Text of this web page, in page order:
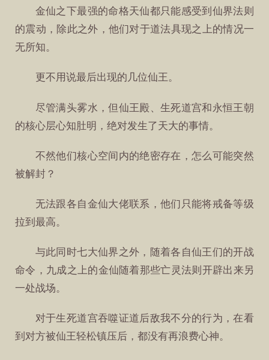
金仙之下最强的命格天仙都只能感受到仙界法则
的震动，除此之外，他们对于道法具现之上的情况一
无所知。
更不用说最后出现的几位仙王。
尽管满头雾水，但仙王殿、生死道宫和永恒王朝
的核心层心知肚明，绝对发生了天大的事情。
不然他们核心空间内的绝密存在，怎么可能突然
被解封？
无法跟各自金仙大佬联系，他们只能将戒备等级
拉到最高。
与此同时七大仙界之外，随着各自仙王们的开战
命令，九成之上的金仙随着那些亡灵法则开辟出来另
一处战场。
对于生死道宫吞噬证道后敌我不分的行为，在看
到对方被仙王轻松镇压后，都没有再浪费心神。